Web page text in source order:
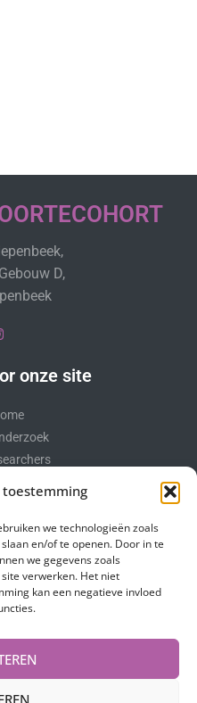
toestemming
we technologieën zoals
en/of te openen. Door in te
we gegevens zoals
verwerken. Het niet
kan een negatieve invloed
D,
onze site
team
kijker
ons
ons onderzoek.